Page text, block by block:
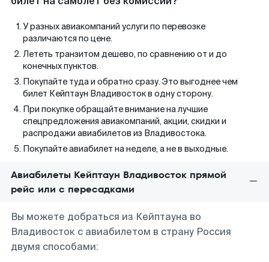
У разных авиакомпаний услуги по перевозке
различаются по цене.
Лететь транзитом дешево, по сравнению от и до
конечных пунктов.
Покупайте туда и обратно сразу. Это выгоднее чем
билет Кейптаун Владивосток в одну сторону.
При покупке обращайте внимание на лучшие
спецпредложения авиакомпаний, акции, скидки и
распродажи авиабилетов из Владивостока.
Покупайте авиабилет на неделе, а не в выходные.
Авиабилеты Кейптаун Владивосток прямой
рейс или с пересадками
Вы можете добраться из Кейптауна во
Владивосток с авиабилетом в страну Россия
двумя способами: